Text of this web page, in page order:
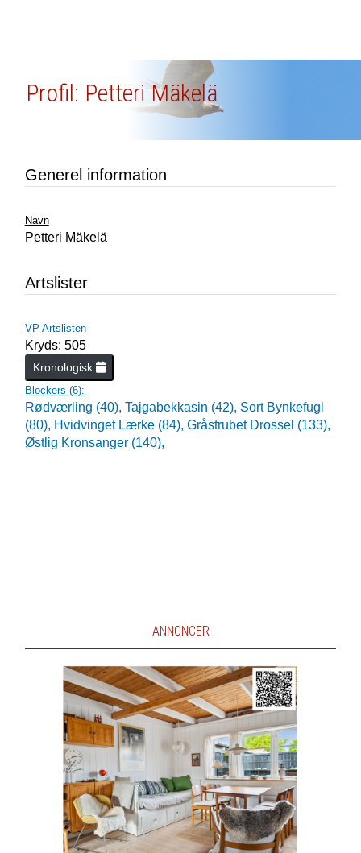
Profil: Petteri Mäkelä
Generel information
Navn
Petteri Mäkelä
Artslister
VP Artslisten
Kryds: 505
Kronologisk
Blockers (6):
Rødværling (40), Tajgabekkasin (42), Sort Bynkefugl
(80), Hvidvinget Lærke (84), Gråstrubet Drossel (133),
Østlig Kronsanger (140),
ANNONCER